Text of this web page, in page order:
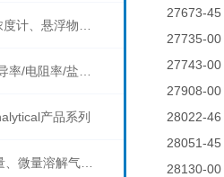
产品系列
BOD生化需氧量、微量溶解气体和现场水质测试组件以及其他分析仪
27673-45
27735-00
27743-00
27908-00
28022-46
28051-45
28130-00